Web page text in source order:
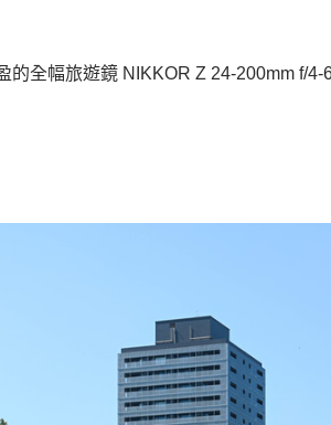
全幅旅遊鏡 NIKKOR Z 24-200mm f/4-